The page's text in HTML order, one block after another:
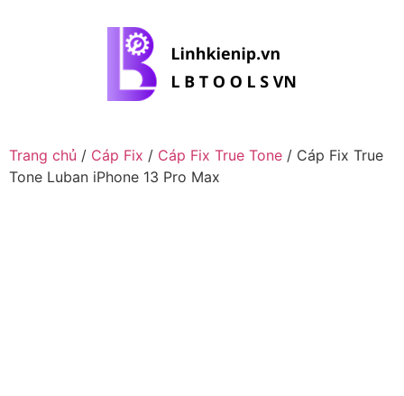
Trang chủ / Cáp Fix / Cáp Fix True Tone / Cáp Fix True
Tone Luban iPhone 13 Pro Max